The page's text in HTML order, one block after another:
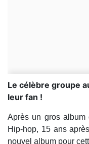
Le célèbre groupe
leur fan !
Après un gros
Hip-hop, 15 ans
nouvel album pour